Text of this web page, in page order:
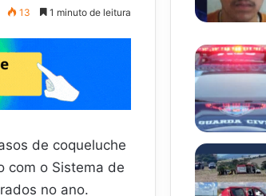
13 1 minuto de leitura
de coqueluche
com o Sistema de
no ano.